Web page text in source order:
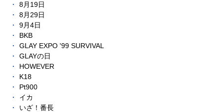
8月19日
8月29日
9月4日
BKB
GLAY EXPO '99 SURVIVAL
GLAYの日
HOWEVER
K18
Pt900
イカ
いざ！番長